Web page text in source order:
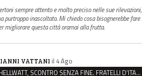
sempre attento e molto preciso nelle sue rilevazioni,
purtroppo inascoltato. Mi chiedo cosa bisognerebbe fare
migliorare questa città oramai alla frutta.
VATTANI il 4 Ago
HELLWATT, SCONTRO SENZA FINE. FRATELLI D’ITALIA: “MILANI PORTA DOCUMENTI, DE FRANCO INSULTI”